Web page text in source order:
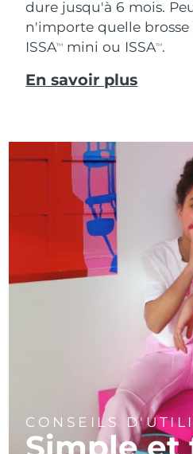
dure jusqu'à 6 mois.
n'importe quelle brosse
ISSATM mini ou ISSATM.
En savoir plus
CONSEILS